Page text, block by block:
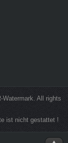
All rights
ist nicht gestattet !